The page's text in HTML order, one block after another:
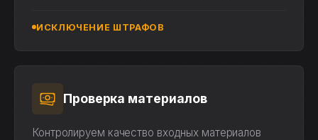
ИСКЛЮЧЕНИЕ ШТРАФОВ
Проверка материалов
Контролируем качество входных материалов